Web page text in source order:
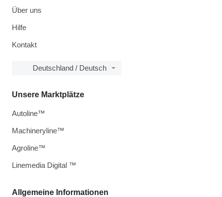
Über uns
Hilfe
Kontakt
Deutschland / Deutsch
Allgemeine Informationen
Unsere Marktplätze
Autoline™
Machineryline™
Agroline™
Linemedia Digital ™